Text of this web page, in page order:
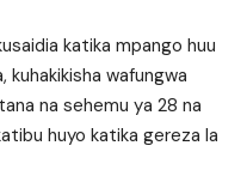
katika mpango huu
kuhakikisha wafungwa
na sehemu ya 28 na
huyo katika gereza la